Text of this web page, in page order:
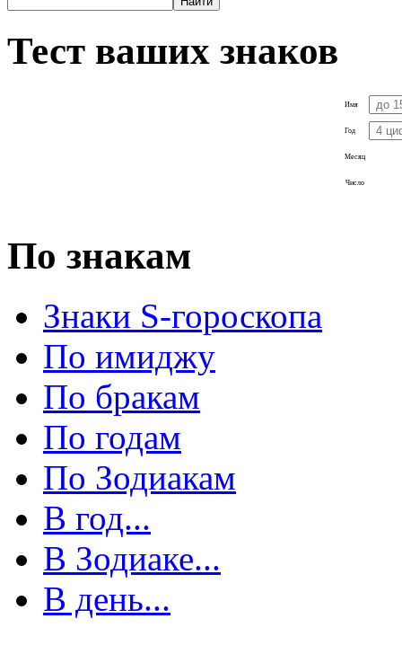
Тест ваших знаков
Имя
Год
Месяц
Число
По знакам
Знаки S-гороскопа
По имиджу
По бракам
По годам
По Зодиакам
В год...
В Зодиаке...
В день...